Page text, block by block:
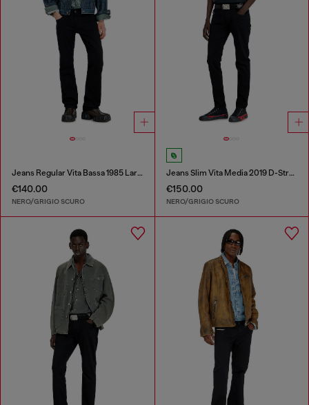
Jeans Regular Vita Bassa 1985 Larkee
€140.00
NERO/GRIGIO SCURO
Jeans Slim Vita Media 2019 D-Strukt
€150.00
NERO/GRIGIO SCURO